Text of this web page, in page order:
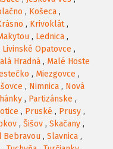
, Košeca ,
, Krivoklát,
, Lednica ,
Livinské Opatovce ,
Hradná , Malé Hoste
, Miezgovce ,
, Nimnica , Nová
, Partizánske ,
, Pruské , Prusy ,
, Šišov , Skačany ,
Bebravou , Slavnica ,